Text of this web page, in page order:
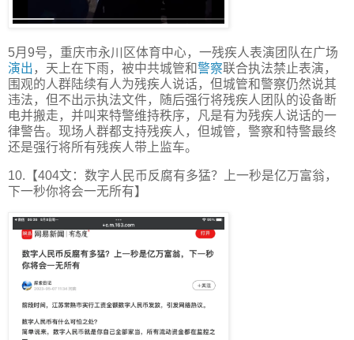
5月9号，重庆市永川区体育中心，一残疾人表演团队在广场
演出，天上在下雨，被中共城管和警察联合执法禁止表演，
围观的人群陆续有人为残疾人说话，但城管和警察仍然说其
违法，但不出示执法文件，随后强行将残疾人团队的设备断
电并搬走，并叫来特警维持秩序，凡是有为残疾人说话的一
律警告。现场人群都支持残疾人，但城管，警察和特警最终
还是强行将所有残疾人带上监车。
10.【404文：数字人民币反腐有多猛？上一秒是亿万富翁，
下一秒你将会一无所有】